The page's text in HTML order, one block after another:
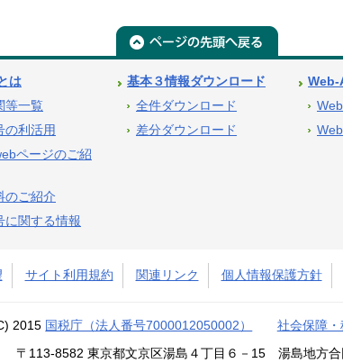
は
等一覧
の利活用
ページのご紹
のご紹介
に関する情報
基本３情報ダウンロード
全件ダウンロード
差分ダウンロード
Web-
サイト利用規約 関連リンク 個人情報保護方針
2015 国税庁（法人番号7000012050002） 社会保障
〒113-8582 東京都文京区湯島４丁目６－15 湯島地方合